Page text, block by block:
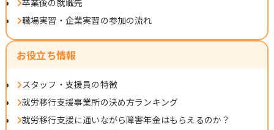
職場実習・企業実習の参加の流れ
お役立ち情報
スタッフ・支援員の特徴
就労移行支援事業所の決め方ランキング
就労移行支援に通いながら障害年金はもらえるのか？